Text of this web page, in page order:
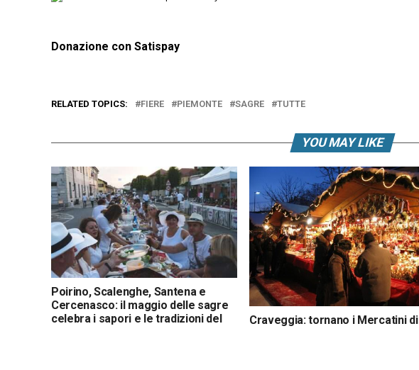
Donazione con Satispay
RELATED TOPICS: FIERE PIEMONTE SAGRE TUTTE
YOU MAY LIKE
Poirino, Scalenghe, Santena e
Cercenasco: il maggio delle sagre
celebra i sapori e le tradizioni del
Craveggia: tornano i Mercatini di